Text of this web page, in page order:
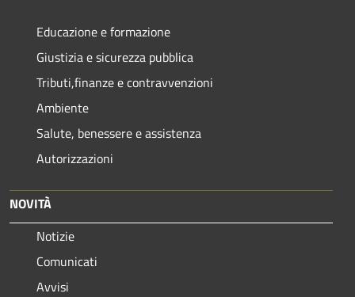
Educazione e formazione
Giustizia e sicurezza pubblica
Tributi,finanze e contravvenzioni
Ambiente
Salute, benessere e assistenza
Autorizzazioni
NOVITÀ
Notizie
Comunicati
Avvisi